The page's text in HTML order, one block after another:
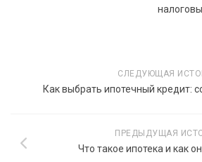
СЛЕДУЮЩАЯ
Как выбрать ипотечный кредит:
ПРЕДЫДУЩАЯ
Что такое ипотека и как